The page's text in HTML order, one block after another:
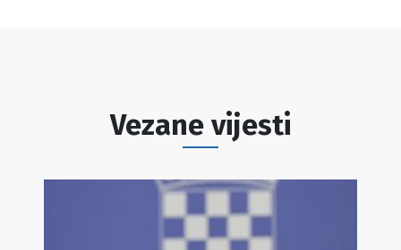
Vezane vijesti